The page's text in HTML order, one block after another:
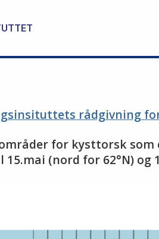
rådgivning
for kysttorsk
(nord for 62°N) og